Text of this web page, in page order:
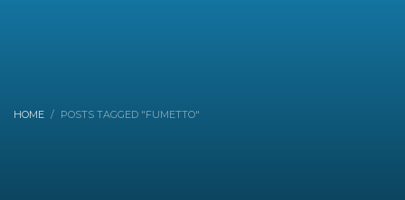
HOME POSTS TAGGED "FUMETTO"